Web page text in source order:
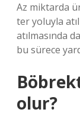
Az miktarda
ter yoluyla
atılmasında
bu sürece
olur?